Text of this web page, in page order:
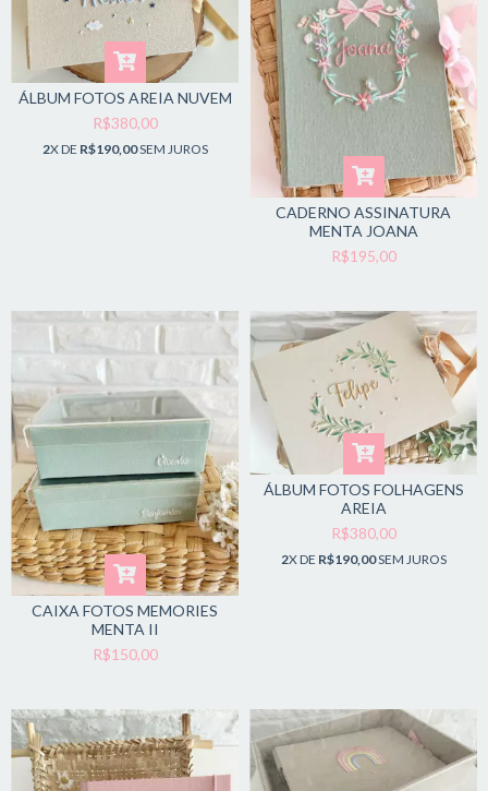
ÁLBUM FOTOS AREIA NUVEM
R$380,00
2X DE R$190,00SEM JUROS
CADERNO ASSINATURA
MENTA JOANA
R$195,00
CAIXA FOTOS MEMORIES
MENTA II
R$150,00
ÁLBUM FOTOS FOLHAGENS
AREIA
R$380,00
2X DE R$190,00SEM JUROS